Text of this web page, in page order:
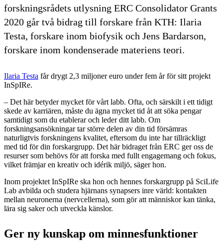
forskningsrådets utlysning ERC Consolidator Grants
2020 går två bidrag till forskare från KTH: Ilaria
Testa, forskare inom biofysik och Jens Bardarson,
forskare inom kondenserade materiens teori.
Ilaria Testa får drygt 2,3 miljoner euro under fem år för sitt projekt
InSpIRe.
– Det här betyder mycket för vårt labb. Ofta, och särskilt i ett tidigt
skede av karriären, måste du ägna mycket tid åt att söka pengar
samtidigt som du etablerar och leder ditt labb. Om
forskningsansökningar tar större delen av din tid försämras
naturligtvis forskningens kvalitet, eftersom du inte har tillräckligt
med tid för din forskargrupp. Det här bidraget från ERC ger oss de
resurser som behövs för att forska med fullt engagemang och fokus,
vilket främjar en kreativ och idérik miljö, säger hon.
Inom projektet InSpIRe ska hon och hennes forskargrupp på SciLife
Lab avbilda och studera hjärnans synapsers inre värld: kontakten
mellan neuronerna (nervcellerna), som gör att människor kan tänka,
lära sig saker och utveckla känslor.
Ger ny kunskap om minnesfunktioner